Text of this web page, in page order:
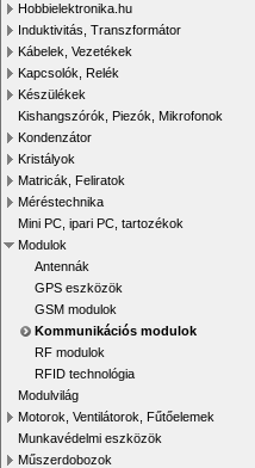
Hobbielektronika.hu
Induktivitás, Transzformátor
Kábelek, Vezetékek
Kapcsolók, Relék
Készülékek
Kishangszórók, Piezók, Mikrofonok
Kondenzátor
Kristályok
Matricák, Feliratok
Méréstechnika
Mini PC, ipari PC, tartozékok
Modulok
Antennák
GPS eszközök
GSM modulok
Kommunikációs modulok
RF modulok
RFID technológia
Modulvilág
Motorok, Ventilátorok, Fűtőelemek
Munkavédelmi eszközök
Műszerdobozok